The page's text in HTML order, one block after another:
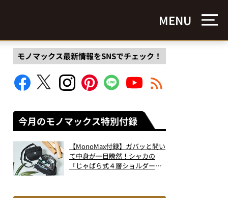
MENU
モノマックス最新情報をSNSでチェック！
今月のモノマックス特別付録
【MonoMax付録】ガバッと開い
て中身が一目瞭然！シャカの
「じゃばら式４層ショルダーバ